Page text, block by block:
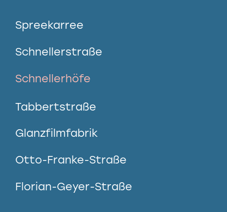
Spreekarree
Schnellerstraße
Schnellerhöfe
Tabbertstraße
Glanzfilmfabrik
Otto-Franke-Straße
Florian-Geyer-Straße